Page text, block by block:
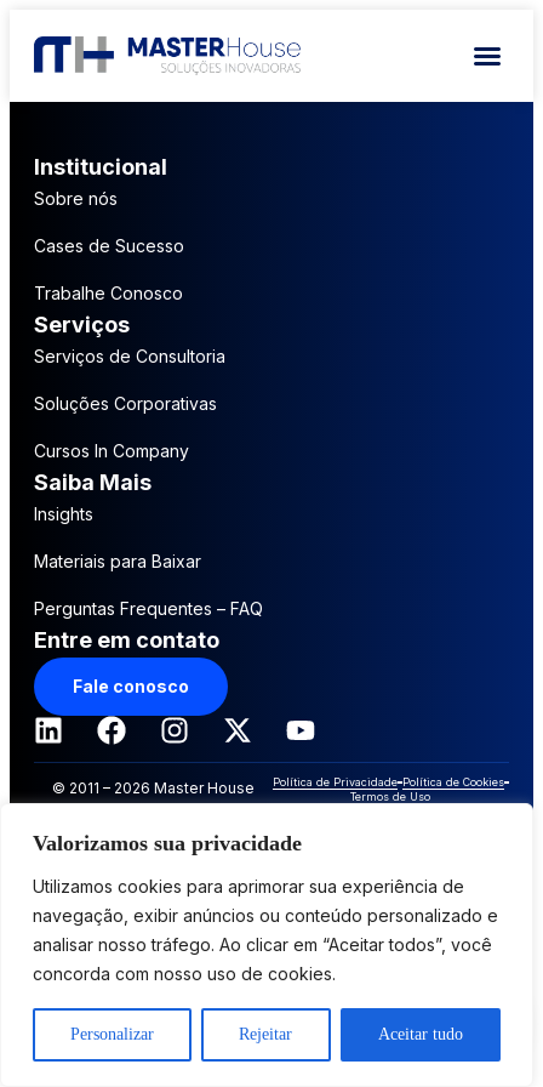
Valorizamos sua privacidade
Utilizamos cookies para aprimorar sua experiência de
navegação, exibir anúncios ou conteúdo personalizado e
analisar nosso tráfego. Ao clicar em “Aceitar todos”, você
concorda com nosso uso de cookies.
Personalizar Rejeitar Aceitar tudo
Institucional
Sobre nós
Cases de Sucesso
Trabalhe Conosco
Serviços
Serviços de Consultoria
Soluções Corporativas
Cursos In Company
Saiba Mais
Insights
Materiais para Baixar
Perguntas Frequentes – FAQ
Entre em contato
Fale conosco
© 2011 – 2026 Master House
direitos reservados
Política de Privacidade Política de Cookies
Termos de Uso